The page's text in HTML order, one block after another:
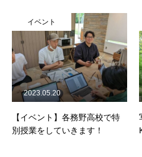
イベント
【イベント】各務野高校で特
別授業をしていきます！
2023.05.20